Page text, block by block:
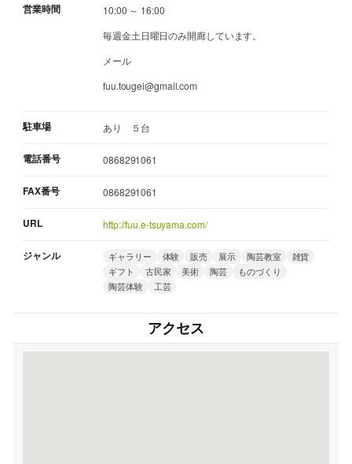
営業時間
10:00 ～ 16:00
毎週金土日曜日のみ開廊しています。
メール
fuu.tougei@gmail.com
駐車場 あり ５台
電話番号 0868291061
FAX番号 0868291061
URL http://fuu.e-tsuyama.com/
ジャンル ギャラリー 体験 販売 展示 陶芸教室
雑貨
ギフト
古民家 美術 陶芸
ものづくり
陶芸体験
工芸
アクセス